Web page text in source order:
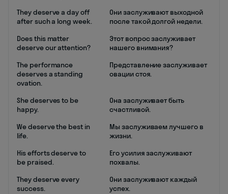
They deserve a day off
after such a long week.
Они заслуживают выходной
после такой долгой недели.
Does this matter
deserve our attention?
Этот вопрос заслуживает
нашего внимания?
The performance
deserves a standing
ovation.
Представление заслуживает
овации стоя.
She deserves to be
happy.
Она заслуживает быть
счастливой.
We deserve the best in
life.
Мы заслуживаем лучшего в
жизни.
His efforts deserve to
be praised.
Его усилия заслуживают
похвалы.
They deserve every
success.
Они заслуживают каждый
успех.